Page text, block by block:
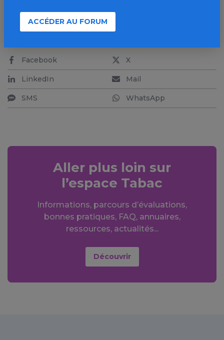
Facebook X
LinkedIn Mail
SMS WhatsApp
Aller plus loin sur
l’espace Tabac
Informations, parcours d’évaluations,
bonnes pratiques, FAQ, annuaires,
ressources, actualités...
Découvrir
ACCÉDER AU FORUM